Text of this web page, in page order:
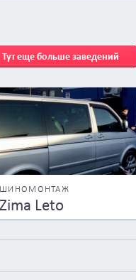
Тут еще больше заведений
ШИНОМОНТАЖ
Zima Leto